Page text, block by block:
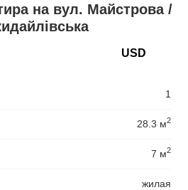
на вул. Майстрова /
1
28.3 м2
7 м2
жилая